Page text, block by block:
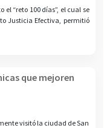
“reto 100 días”, el cual se
Justicia Efectiva, permitió
que mejoren
visitó la ciudad de San